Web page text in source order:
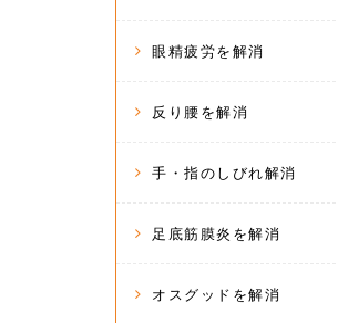
眼精疲労を解消
反り腰を解消
手・指のしびれ解消
足底筋膜炎を解消
オスグッドを解消